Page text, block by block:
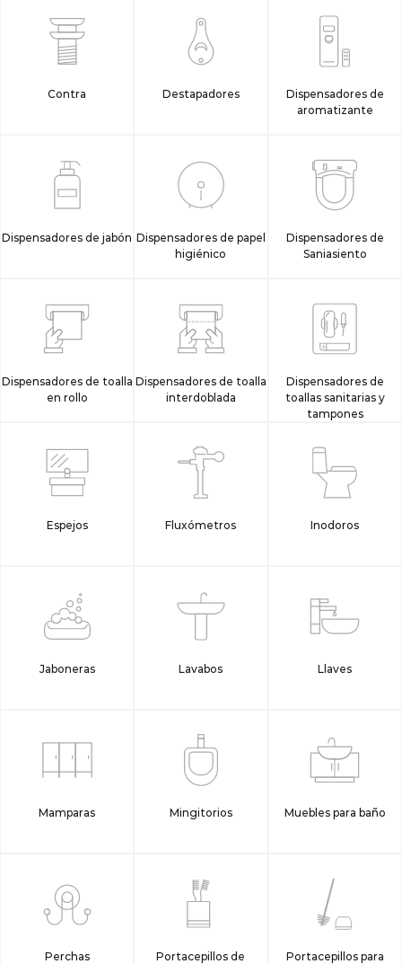
Contra Destapadores
Dispensadores de
aromatizante
Dispensadores de jabón Dispensadores de papel
higiénico
Dispensadores de
Saniasiento
Dispensadores de toalla
en rollo
Dispensadores de toalla
interdoblada
Dispensadores de
toallas sanitarias y
tampones
Espejos Fluxómetros Inodoros
Jaboneras Lavabos Llaves
Mamparas Mingitorios Muebles para baño
Perchas
Portacepillos de
Portacepillos para